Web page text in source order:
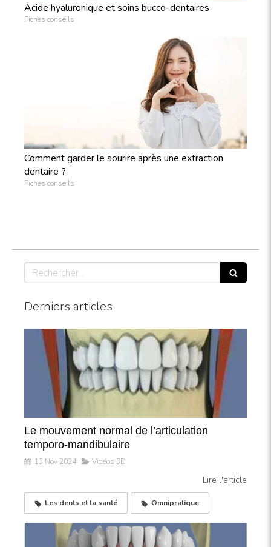
Acide hyaluronique et soins bucco-dentaires
Fiches conseils
Comment garder le sourire après une extraction
dentaire ?
Fiches conseils
Rechercher
Derniers articles
Le mouvement normal de l’articulation
temporo-mandibulaire
13 Nov 2024 Vidéos 3D
Lire l'article
Les dents et la santé Omnipratique